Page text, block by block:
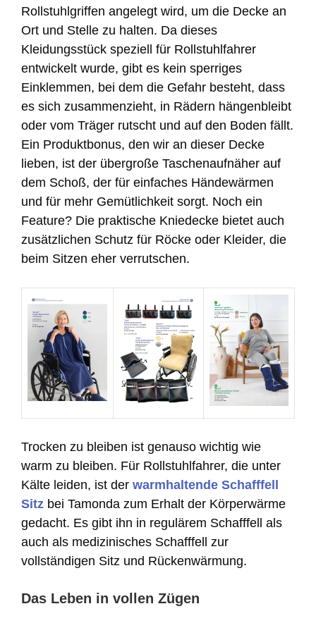
Rollstuhlgriffen angelegt wird, um die Decke an
Ort und Stelle zu halten. Da dieses
Kleidungsstück speziell für Rollstuhlfahrer
entwickelt wurde, gibt es kein sperriges
Einklemmen, bei dem die Gefahr besteht, dass
es sich zusammenzieht, in Rädern hängenbleibt
oder vom Träger rutscht und auf den Boden fällt.
Ein Produktbonus, den wir an dieser Decke
lieben, ist der übergroße Taschenaufnäher auf
dem Schoß, der für einfaches Händewärmen
und für mehr Gemütlichkeit sorgt. Noch ein
Feature? Die praktische Kniedecke bietet auch
zusätzlichen Schutz für Röcke oder Kleider, die
beim Sitzen eher verrutschen.
Trocken zu bleiben ist genauso wichtig wie
warm zu bleiben. Für Rollstuhlfahrer, die unter
Kälte leiden, ist der warmhaltende Schafffell
Sitz bei Tamonda zum Erhalt der Körperwärme
gedacht. Es gibt ihn in regulärem Schafffell als
auch als medizinisches Schafffell zur
vollständigen Sitz und Rückenwärmung.
Das Leben in vollen Zügen